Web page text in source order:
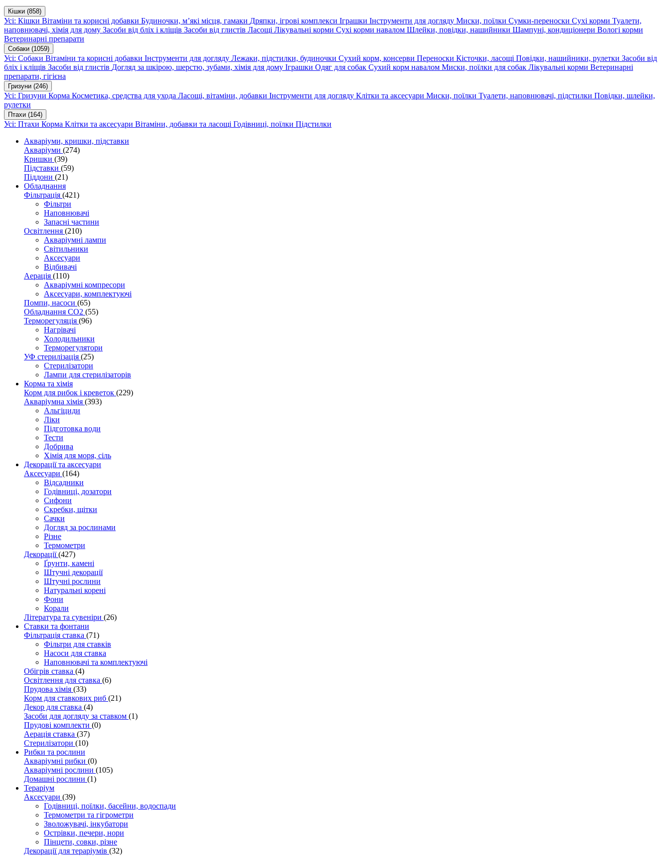
Кішки (858)
Усі: Кішки Вітаміни та корисні добавки Будиночки, м’які місця, гамаки Дряпки, ігрові комплекси Іграшки Інструменти для догляду Миски, поїлки Сумки-переноски Сухі корми Туалети,
наповнювачі, хімія для дому Засоби від бліх і кліщів Засоби від глистів Ласощі Лікувальні корми Сухі корми навалом Шлейки, повідки, нашийники Шампуні, кондиціонери Вологі корми
Ветеринарні препарати
Собаки (1059)
Усі: Собаки Вітаміни та корисні добавки Інструменти для догляду Лежаки, підстилки, будиночки Сухий корм, консерви Переноски Кісточки, ласощі Повідки, нашийники, рулетки Засоби від
бліх і кліщів Засоби від глистів Догляд за шкірою, шерстю, зубами, хімія для дому Іграшки Одяг для собак Сухий корм навалом Миски, поїлки для собак Лікувальні корми Ветеринарні
препарати, гігієна
Гризуни (246)
Усі: Гризуни Корма Косметика, средства для ухода Ласощі, вітаміни, добавки Інструменти для догляду Клітки та аксесуари Миски, поїлки Туалети, наповнювачі, підстилки Повідки, шлейки,
рулетки
Птахи (164)
Усі: Птахи Корма Клітки та аксесуари Вітаміни, добавки та ласощі Годівниці, поїлки Підстилки
Акваріуми, кришки, підставки
Акваріуми (274)
Кришки (39)
Підставки (59)
Піддони (21)
Обладнання
Фільтрація (421)
Фільтри
Наповнювачі
Запасні частини
Освітлення (210)
Акваріумні лампи
Світильники
Аксесуари
Відбивачі
Аерація (110)
Акваріумні компресори
Аксесуари, комплектуючі
Помпи, насоси (65)
Обладнання CO2 (55)
Терморегуляція (96)
Нагрівачі
Холодильники
Терморегулятори
УФ стерилізація (25)
Стерилізатори
Лампи для стерилізаторів
Корма та хімія
Корм для рибок і креветок (229)
Акваріумна хімія (393)
Альгіциди
Ліки
Підготовка води
Тести
Добрива
Хімія для моря, сіль
Декорації та аксесуари
Аксесуари (164)
Відсадники
Годівниці, дозатори
Сифони
Скребки, щітки
Сачки
Догляд за рослинами
Різне
Термометри
Декорації(427)
Ґрунти, камені
Штучні декорації
Штучні рослини
Натуральні корені
Фони
Корали
Література та сувеніри (26)
Ставки та фонтани
Фільтрація ставка (71)
Фільтри для ставків
Насоси для ставка
Наповнювачі та комплектуючі
Обігрів ставка (4)
Освітлення для ставка (6)
Прудова хімія (33)
Корм для ставкових риб (21)
Декор для ставка (4)
Засоби для догляду за ставком (1)
Прудові комплекти (0)
Аерація ставка (37)
Стерилізатори (10)
Рибки та рослини
Акваріумні рибки (0)
Акваріумні рослини (105)
Домашні рослини (1)
Тераріум
Аксесуари (39)
Годівниці, поїлки, басейни, водоспади
Термометри та гігрометри
Зволожувачі, інкубатори
Острівки, печери, нори
Пінцети, совки, різне
Декорації для тераріумів (32)